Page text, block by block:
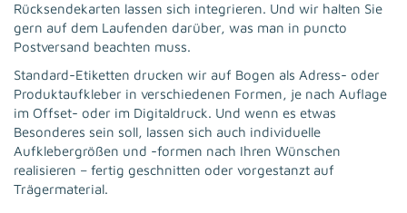
Rücksendekarten lassen sich integrieren. Und wir halten Sie
gern auf dem Laufenden darüber, was man in puncto
Postversand beachten muss.
Standard-Etiketten drucken wir auf Bogen als Adress- oder
Produktaufkleber in verschiedenen Formen, je nach Auflage
im Offset- oder im Digitaldruck. Und wenn es etwas
Besonderes sein soll, lassen sich auch individuelle
Aufklebergrößen und -formen nach Ihren Wünschen
realisieren – fertig geschnitten oder vorgestanzt auf
Trägermaterial.